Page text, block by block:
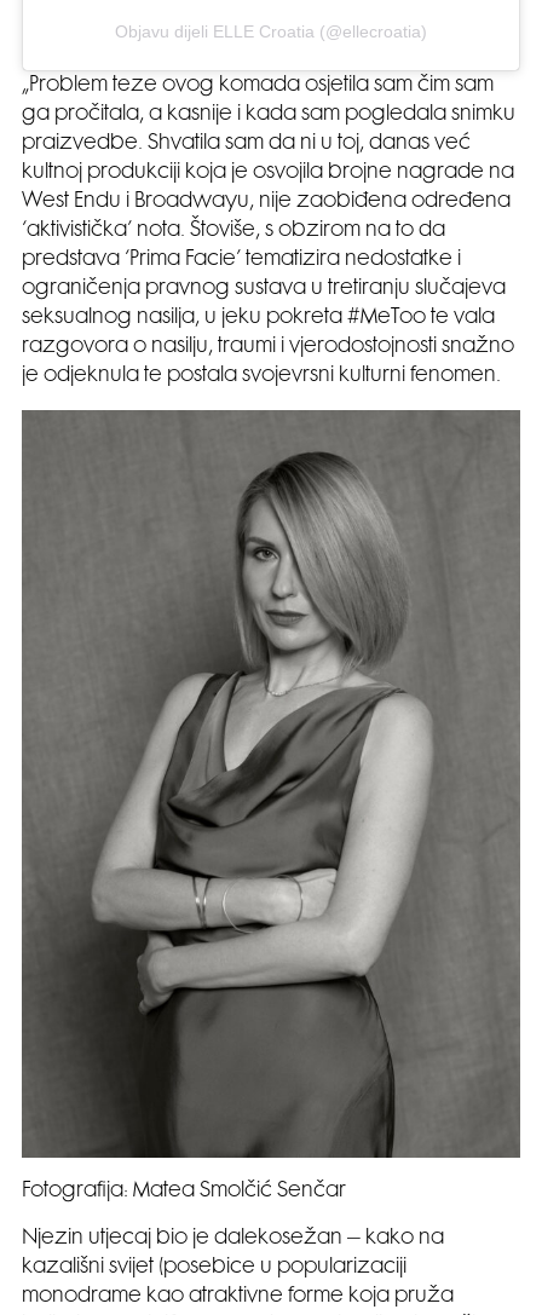
Objavu dijeli ELLE Croatia (@ellecroatia)
„Problem teze ovog komada osjetila sam čim sam
ga pročitala, a kasnije i kada sam pogledala snimku
praizvedbe. Shvatila sam da ni u toj, danas već
kultnoj produkciji koja je osvojila brojne nagrade na
West Endu i Broadwayu, nije zaobiđena određena
‘aktivistička’ nota. Štoviše, s obzirom na to da
predstava ‘Prima Facie’ tematizira nedostatke i
ograničenja pravnog sustava u tretiranju slučajeva
seksualnog nasilja, u jeku pokreta #MeToo te vala
razgovora o nasilju, traumi i vjerodostojnosti snažno
je odjeknula te postala svojevrsni kulturni fenomen.
Fotografija: Matea Smolčić Senčar
Njezin utjecaj bio je dalekosežan – kako na
kazališni svijet (posebice u popularizaciji
monodrame kao atraktivne forme koja pruža